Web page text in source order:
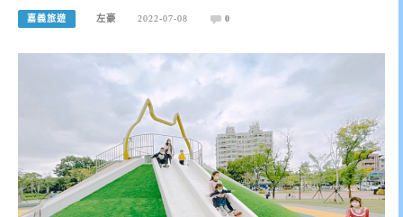
嘉義旅遊 左豪 2022-07-08 0